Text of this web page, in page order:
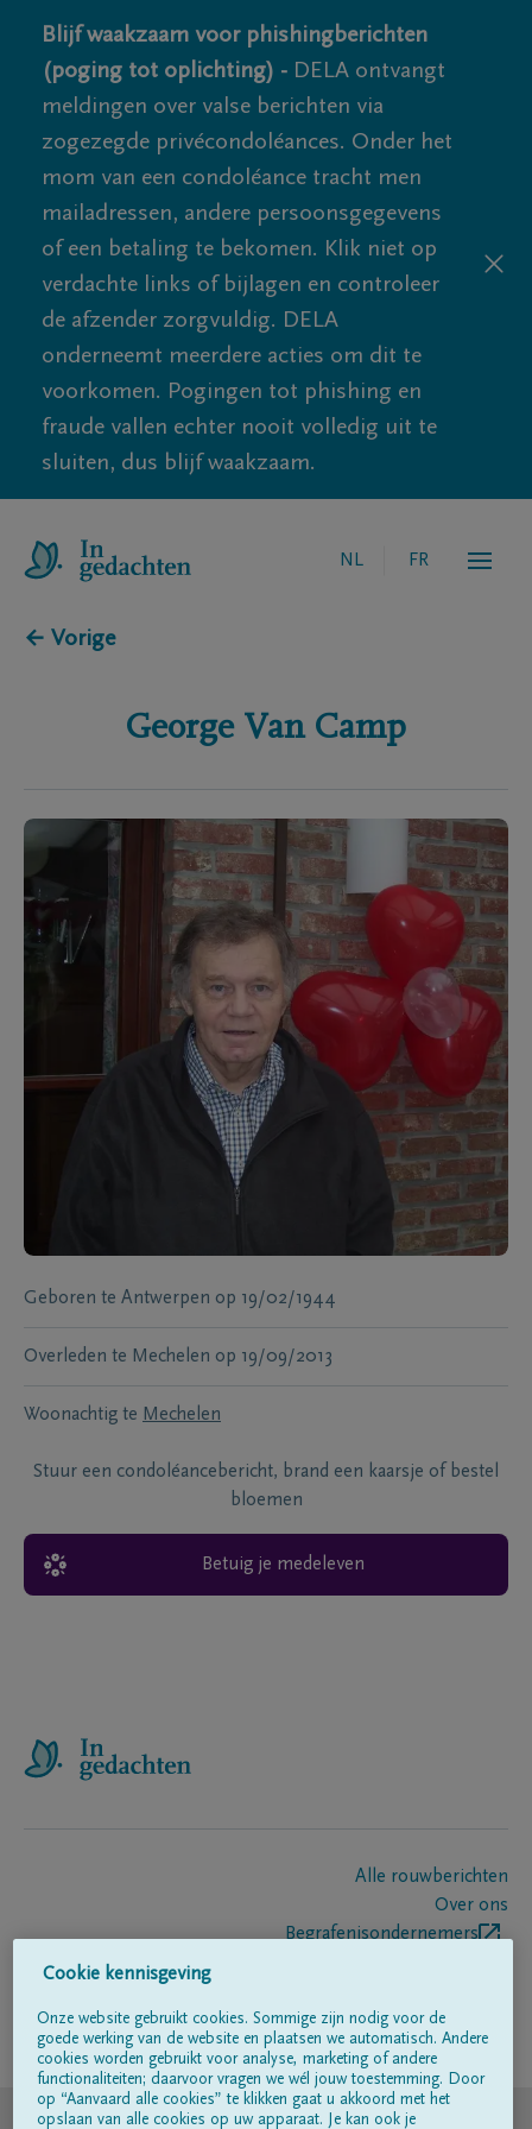
Blijf waakzaam voor phishingberichten
(poging tot oplichting) - DELA ontvangt
meldingen over valse berichten via
zogezegde privécondoléances. Onder het
mom van een condoléance tracht men
mailadressen, andere persoonsgegevens
of een betaling te bekomen. Klik niet op
verdachte links of bijlagen en controleer
de afzender zorgvuldig. DELA
onderneemt meerdere acties om dit te
voorkomen. Pogingen tot phishing en
fraude vallen echter nooit volledig uit te
sluiten, dus blijf waakzaam.
NL FR
← Vorige
George Van Camp
Geboren te Antwerpen op 19/02/1944
Overleden te Mechelen op 19/09/2013
Woonachtig te Mechelen
Stuur een condoléancebericht, brand een kaarsje of bestel
bloemen
Betuig je medeleven
Alle rouwberichten
Over ons
Begrafenisondernemers
Volg ons op
© DELA
Cookie kennisgeving
Onze website gebruikt cookies. Sommige zijn nodig voor de
goede werking van de website en plaatsen we automatisch. Andere
cookies worden gebruikt voor analyse, marketing of andere
functionaliteiten; daarvoor vragen we wél jouw toestemming. Door
op “Aanvaard alle cookies” te klikken gaat u akkoord met het
opslaan van alle cookies op uw apparaat. Je kan ook je